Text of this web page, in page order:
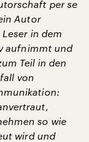
per se
Autor
in dem
aufnimmt und
Teil in den
von
so wie
wird und